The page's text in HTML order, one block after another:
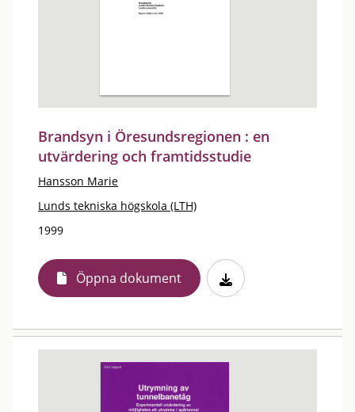
Brandsyn i Öresundsregionen : en
utvärdering och framtidsstudie
Hansson Marie
Lunds tekniska högskola (LTH)
1999
Öppna dokument